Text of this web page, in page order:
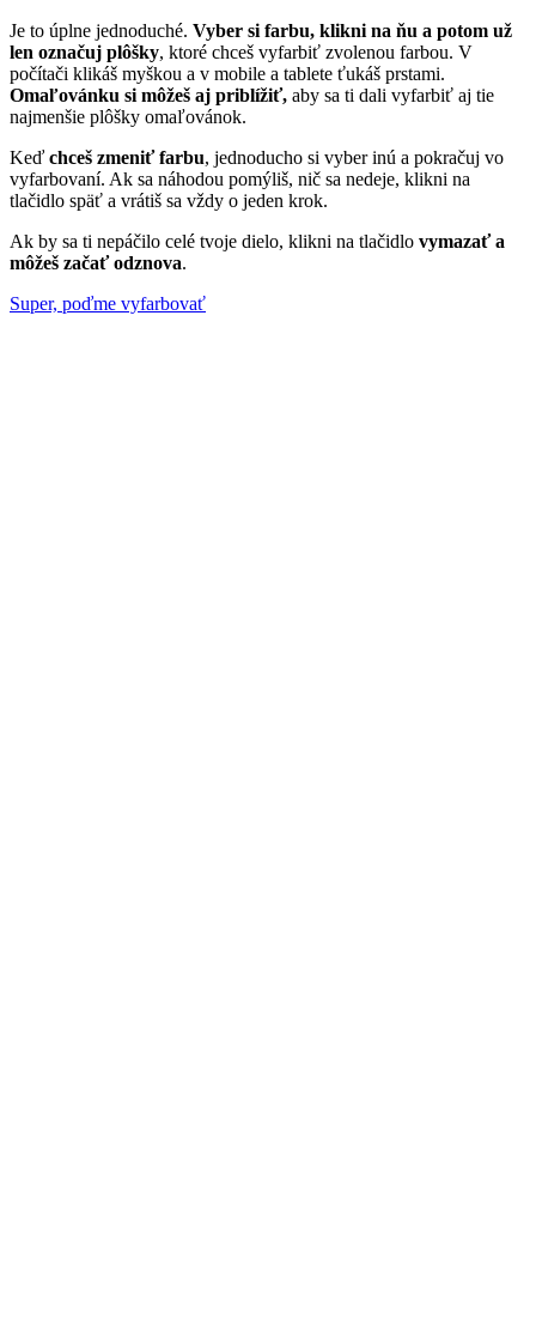
Je to úplne jednoduché. Vyber si farbu, klikni na ňu a potom už
len označuj plôšky, ktoré chceš vyfarbiť zvolenou farbou. V
počítači klikáš myškou a v mobile a tablete ťukáš prstami.
Omaľovánku si môžeš aj priblížiť, aby sa ti dali vyfarbiť aj tie
najmenšie plôšky omaľovánok.
Keď chceš zmeniť farbu, jednoducho si vyber inú a pokračuj vo
vyfarbovaní. Ak sa náhodou pomýliš, nič sa nedeje, klikni na
tlačidlo späť a vrátiš sa vždy o jeden krok.
Ak by sa ti nepáčilo celé tvoje dielo, klikni na tlačidlo vymazať a
môžeš začať odznova.
Super, poďme vyfarbovať